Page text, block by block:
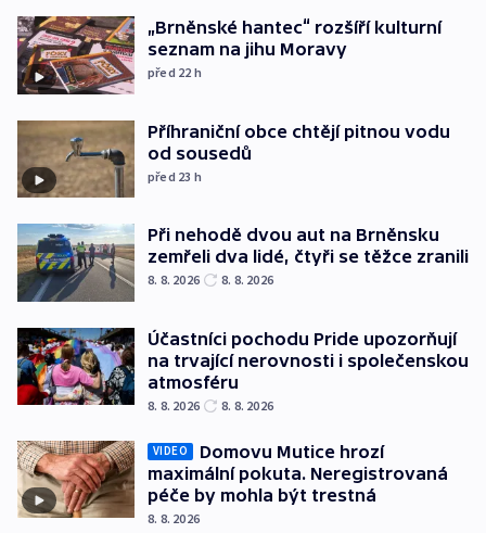
„Brněnské hantec“ rozšíří kulturní
seznam na jihu Moravy
před 22 h
Příhraniční obce chtějí pitnou vodu
od sousedů
před 23 h
Při nehodě dvou aut na Brněnsku
zemřeli dva lidé, čtyři se těžce zranili
8. 8. 2026 8. 8. 2026
Účastníci pochodu Pride upozorňují
na trvající nerovnosti i společenskou
atmosféru
8. 8. 2026 8. 8. 2026
VIDEO
Domovu Mutice hrozí
maximální pokuta. Neregistrovaná
péče by mohla být trestná
8. 8. 2026